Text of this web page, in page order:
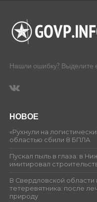
Нашли ошибку? Выделите
НОВОЕ
«Рухнули на
областью сбили 8 БПЛА
Пускал пыль в глаза: в
имитировал
В Свердловской области
тетеревятника: после
природу